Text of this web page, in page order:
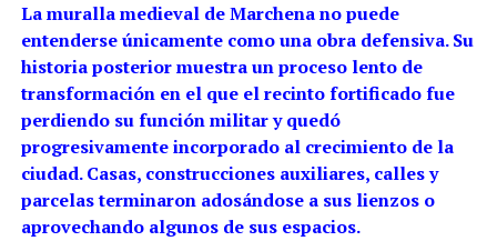
La muralla medieval de Marchena no puede
entenderse únicamente como una obra defensiva. Su
historia posterior muestra un proceso lento de
transformación en el que el recinto fortificado fue
perdiendo su función militar y quedó
progresivamente incorporado al crecimiento de la
ciudad. Casas, construcciones auxiliares, calles y
parcelas terminaron adosándose a sus lienzos o
aprovechando algunos de sus espacios.